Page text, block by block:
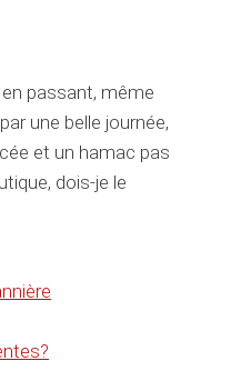
passant, même
une belle journée,
et un hamac pas
dois-je le